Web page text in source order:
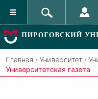
ПИРОГОВСКИЙ
Главная / Университет /
Университетская газета